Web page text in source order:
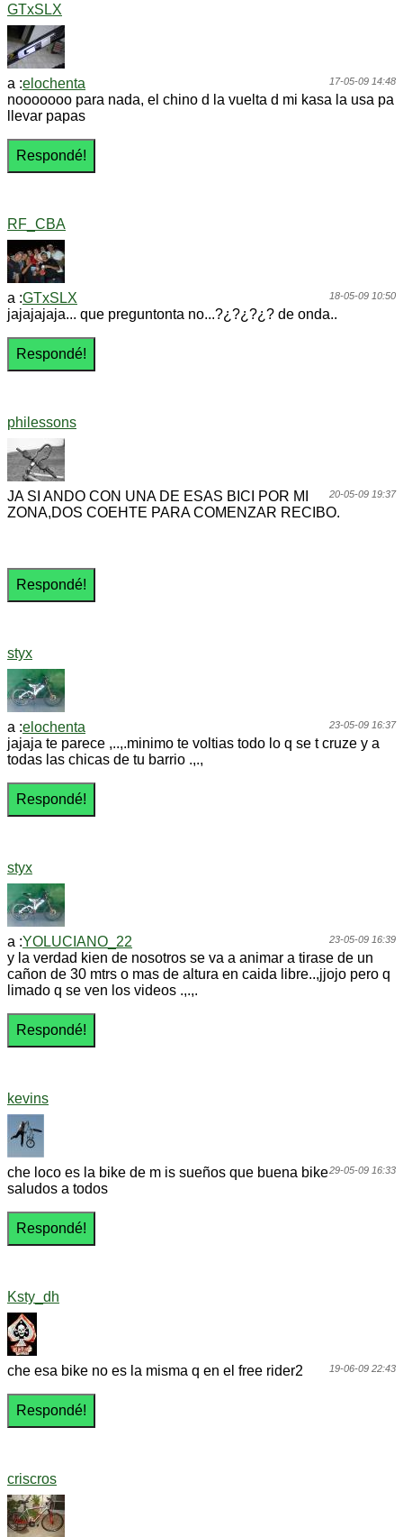
GTxSLX
17-05-09 14:48
a :elochenta
nooooooo para nada, el chino d la vuelta d mi kasa la usa pa
llevar papas
RF_CBA
18-05-09 10:50
a :GTxSLX
jajajajaja... que preguntonta no...?¿?¿?¿? de onda..
philessons
20-05-09 19:37
JA SI ANDO CON UNA DE ESAS BICI POR MI
ZONA,DOS COEHTE PARA COMENZAR RECIBO.
styx
23-05-09 16:37
a :elochenta
jajaja te parece ,..,.minimo te voltias todo lo q se t cruze y a
todas las chicas de tu barrio .,.,
styx
23-05-09 16:39
a :YOLUCIANO_22
y la verdad kien de nosotros se va a animar a tirase de un
cañon de 30 mtrs o mas de altura en caida libre..,jjojo pero q
limado q se ven los videos .,.,.
kevins
29-05-09 16:33
che loco es la bike de m is sueños que buena bike
saludos a todos
Ksty_dh
19-06-09 22:43
che esa bike no es la misma q en el free rider2
criscros